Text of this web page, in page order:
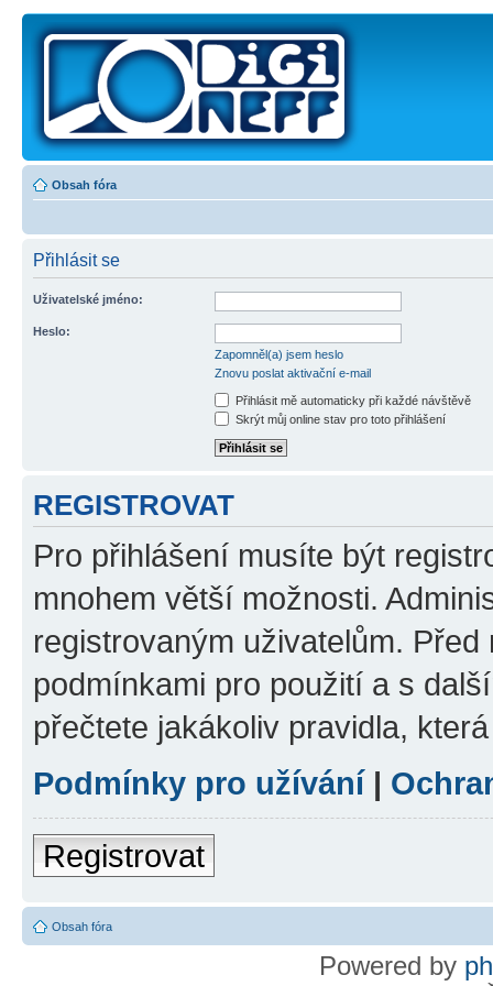
Obsah fóra
Přihlásit se
Uživatelské jméno:
Heslo:
Zapomněl(a) jsem heslo
Znovu poslat aktivační e-mail
Přihlásit mě automaticky při každé návštěvě
Skrýt můj online stav pro toto přihlášení
REGISTROVAT
Pro přihlášení musíte být
mnohem větší možnosti.
registrovaným uživatelům.
podmínkami pro použití a s
přečtete jakákoliv pravidla,
Podmínky pro užívání|
Registrovat
Obsah fóra
Powered by